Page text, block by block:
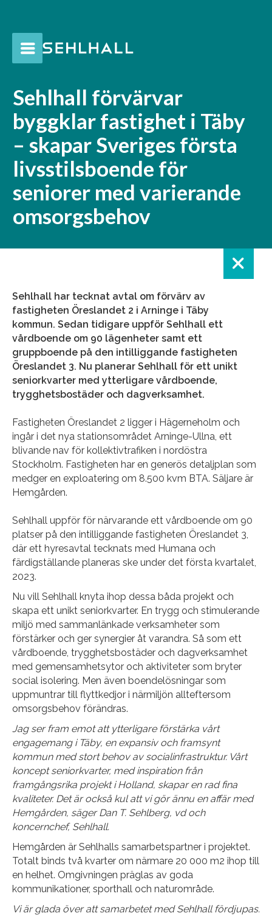
Sehlhall förvärvar
byggklar fastighet i Täby
– skapar Sveriges första
livsstilsboende för
seniorer med varierande
omsorgsbehov
Sehlhall har tecknat avtal om förvärv av
fastigheten Öreslandet 2 i Arninge i Täby
kommun. Sedan tidigare uppför Sehlhall ett
vårdboende om 90 lägenheter samt ett
gruppboende på den intilliggande fastigheten
Öreslandet 3. Nu planerar Sehlhall för ett unikt
seniorkvarter med ytterligare vårdboende,
trygghetsbostäder och dagverksamhet.
Fastigheten Öreslandet 2 ligger i Hägerneholm och
ingår i det nya stationsområdet Arninge-Ullna, ett
blivande nav för kollektivtrafiken i nordöstra
Stockholm. Fastigheten har en generös detaljplan som
medger en exploatering om 8.500 kvm BTA. Säljare är
Hemgården.
Sehlhall uppför för närvarande ett vårdboende om 90
platser på den intilliggande fastigheten Öreslandet 3,
där ett hyresavtal tecknats med Humana och
färdigställande planeras ske under det första kvartalet,
2023.
Nu vill Sehlhall knyta ihop dessa båda projekt och
skapa ett unikt seniorkvarter. En trygg och stimulerande
miljö med sammanlänkade verksamheter som
förstärker och ger synergier åt varandra. Så som ett
vårdboende, trygghetsbostäder och dagverksamhet
med gemensamhetsytor och aktiviteter som bryter
social isolering. Men även boendelösningar som
uppmuntrar till flyttkedjor i närmiljön allteftersom
omsorgsbehov förändras.
Jag ser fram emot att ytterligare förstärka vårt
engagemang i Täby, en expansiv och framsynt
kommun med stort behov av socialinfrastruktur. Vårt
koncept seniorkvarter, med inspiration från
framgångsrika projekt i Holland, skapar en rad fina
kvaliteter. Det är också kul att vi gör ännu en affär med
Hemgården, säger Dan T. Sehlberg, vd och
koncernchef, Sehlhall.
Hemgården är Sehlhalls samarbetspartner i projektet.
Totalt binds två kvarter om närmare 20 000 m2 ihop till
en helhet. Omgivningen präglas av goda
kommunikationer, sporthall och naturområde.
Vi är glada över att samarbetet med Sehlhall fördjupas.